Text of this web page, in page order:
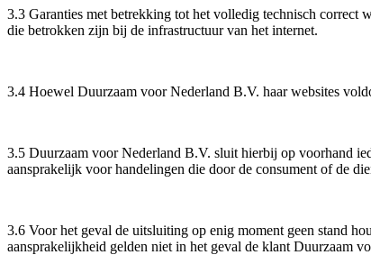
3.3 Garanties met betrekking tot het volledig technisch correct
die betrokken zijn bij de infrastructuur van het internet.
3.4 Hoewel Duurzaam voor Nederland B.V. haar websites
3.5 Duurzaam voor Nederland B.V. sluit hierbij op voorhand
aansprakelijk voor handelingen die door de consument of de
3.6 Voor het geval de uitsluiting op enig moment geen stand
aansprakelijkheid gelden niet in het geval de klant Duurzaam